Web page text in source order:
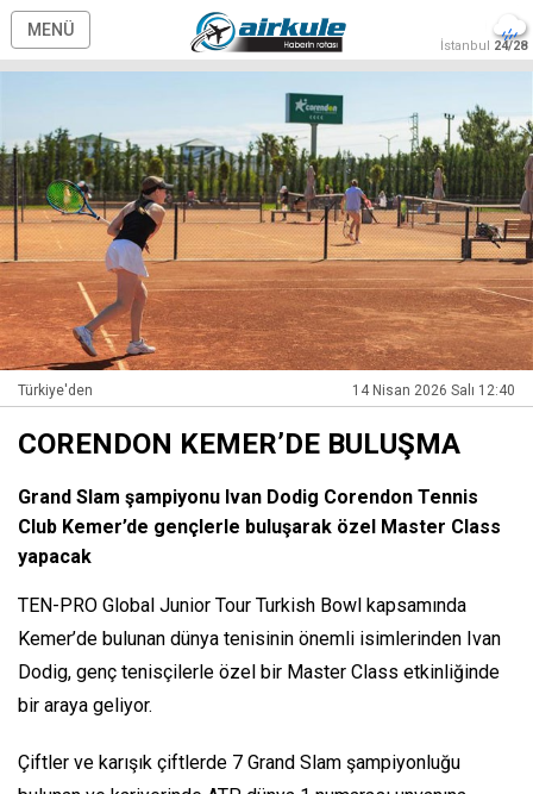
MENÜ
İstanbul 24/28
Türkiye'den 14 Nisan 2026 Salı 12:40
CORENDON KEMER’DE BULUŞMA
Grand Slam şampiyonu Ivan Dodig Corendon Tennis
Club Kemer’de gençlerle buluşarak özel Master Class
yapacak
TEN-PRO Global Junior Tour Turkish Bowl kapsamında
Kemer’de bulunan dünya tenisinin önemli isimlerinden Ivan
Dodig, genç tenisçilerle özel bir Master Class etkinliğinde
bir araya geliyor.
Çiftler ve karışık çiftlerde 7 Grand Slam şampiyonluğu